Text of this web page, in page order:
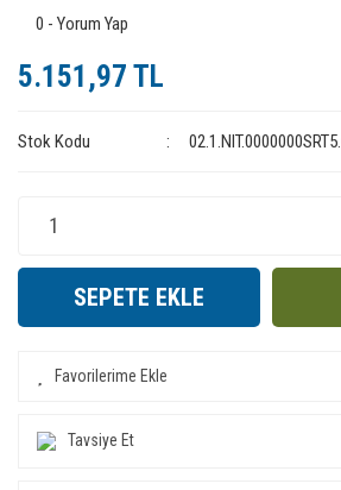
0 - Yorum Yap
5.151,97 TL
Stok Kodu
SEPETE EKLE
Tavsiye Et